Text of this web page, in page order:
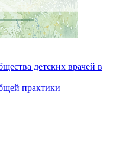
детских врачей в
практики